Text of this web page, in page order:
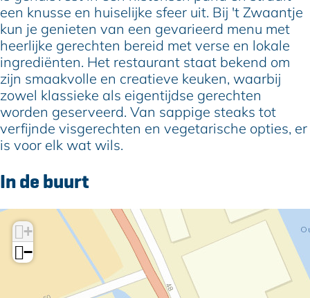
j
e
n
t
j
e
e
a
n
t
j
e
een knusse en huiselijke sfeer uit. Bij 't Zwaantje
kun je genieten van een gevarieerd menu met
heerlijke gerechten bereid met verse en lokale
ingrediënten. Het restaurant staat bekend om
zijn smaakvolle en creatieve keuken, waarbij
zowel klassieke als eigentijdse gerechten
worden geserveerd. Van sappige steaks tot
verfijnde visgerechten en vegetarische opties, er
is voor elk wat wils.
In de buurt
+
−